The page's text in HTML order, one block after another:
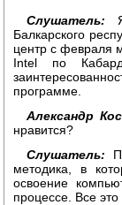
Слушатель:
Балкарского
центр с февраля
Intel по
программе.
Александр
нравится?
Слушатель:
методика, в
освоение
процессе. Все